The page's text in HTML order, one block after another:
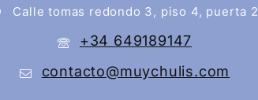
Calle tomas redondo 3, piso 4, puerta 2
+34 649189147
contacto@muychulis.com